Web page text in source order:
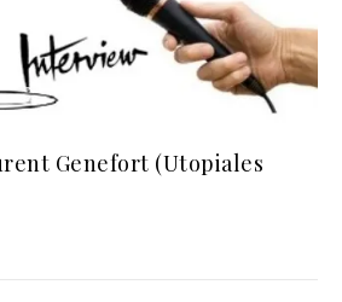
Genefort (Utopiales